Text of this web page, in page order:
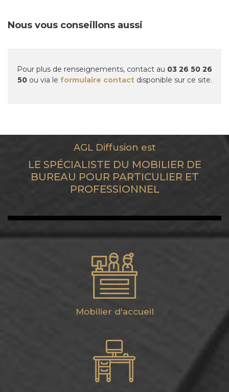
Nous vous conseillons aussi
Pour plus de renseignements, contact au 03 26 50 26
50ou via le formulaire contactdisponible sur ce site.
AGL Diffusion est
LE SPÉCIALISTE DU MOBILIER DE
BUREAU POUR PARTICULIER ET
PROFESSIONNEL
Mobilier d'accueil